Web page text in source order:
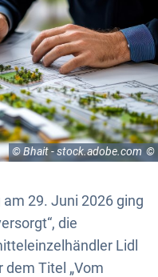
© Bhait - stock.adobe.com
29. Juni 2026 ging
die
Lidl
Titel „Vom